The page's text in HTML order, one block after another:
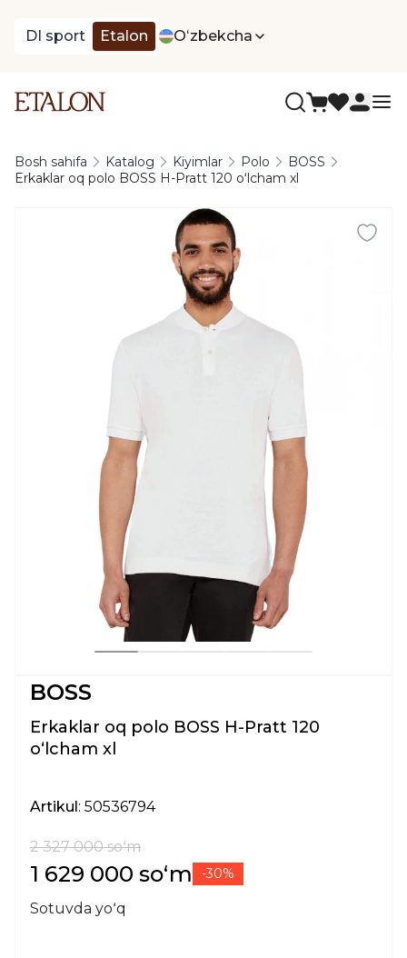
DI sport Etalon Oʻzbekcha
Bosh sahifa Katalog Kiyimlar Polo
BOSS
Erkaklar oq polo BOSS H-Pratt 120 oʻlcham xl
BOSS
Erkaklar oq polo BOSS H-Pratt 120
oʻlcham xl
Artikul: 50536794
2 327 000 soʻm
1 629 000 soʻm -30%
Sotuvda yoʻq